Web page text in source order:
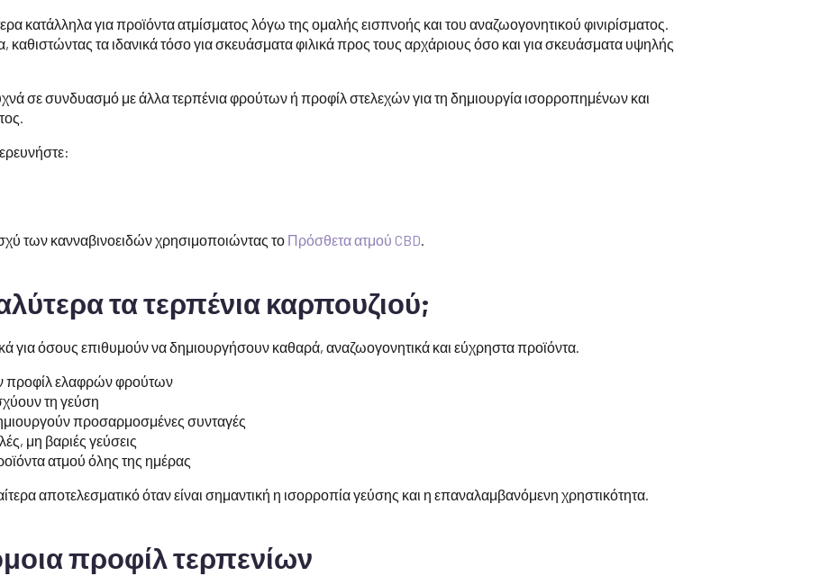
κατάλληλα για προϊόντα ατμίσματος λόγω της ομαλής εισπνοής και του αναζωογονητικού φινιρίσματος.
τα ιδανικά τόσο για σκευάσματα φιλικά προς τους αρχάριους όσο και για σκευάσματα υψηλής
σε συνδυασμό με άλλα τερπένια φρούτων ή προφίλ στελεχών για τη δημιουργία ισορροπημένων και
των κανναβινοειδών χρησιμοποιώντας το Πρόσθετα ατμού CBD.
τα τερπένια καρπουζιού;
για όσους επιθυμούν να δημιουργήσουν καθαρά, αναζωογονητικά και εύχρηστα προϊόντα.
προφίλ ελαφρών φρούτων
τη γεύση
προσαρμοσμένες συνταγές
μη βαριές γεύσεις
ατμού όλης της ημέρας
αποτελεσματικό όταν είναι σημαντική η ισορροπία γεύσης και η επαναλαμβανόμενη χρηστικότητα.
προφίλ τερπενίων